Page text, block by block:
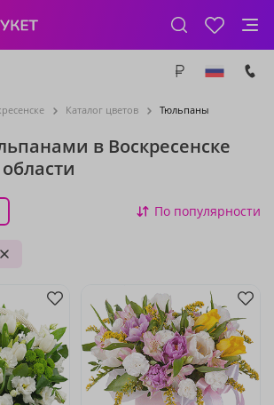
Каталог цветов Тюльпаны
в Воскресенске
По популярности